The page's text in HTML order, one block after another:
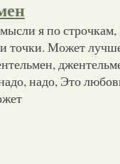
я по строчкам,
точки. Может
надо, Это